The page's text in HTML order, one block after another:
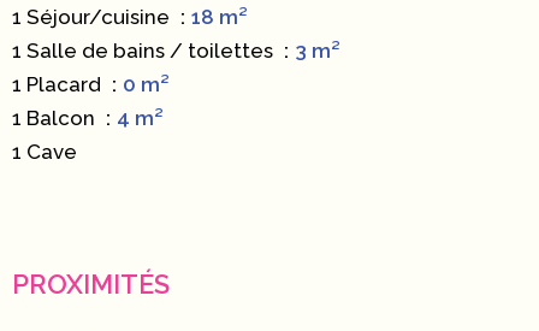
1 Séjour/cuisine
18 m²
1 Salle de bains / toilettes
3 m²
1 Placard
0 m²
1 Balcon
4 m²
1 Cave
PROXIMITÉS